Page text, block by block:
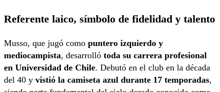
Referente laico, símbolo de fidelidad y talento
Musso, que jugó como puntero izquierdo y
mediocampista, desarrolló toda su carrera profesional
en Universidad de Chile. Debutó en el club en la década
del 40 y vistió la camiseta azul durante 17 temporadas,